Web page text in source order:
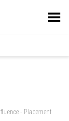
Toggle Menu
- Placement